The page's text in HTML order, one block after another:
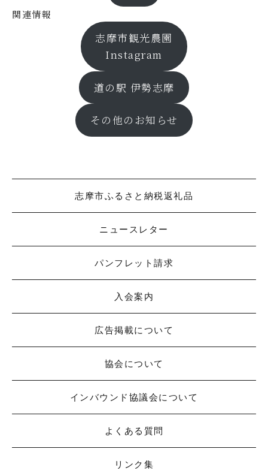
関連情報
志摩市観光農園
Instagram
道の駅 伊勢志摩
その他のお知らせ
志摩市ふるさと納税返礼品
ニュースレター
パンフレット請求
入会案内
広告掲載について
協会について
インバウンド協議会について
よくある質問
リンク集